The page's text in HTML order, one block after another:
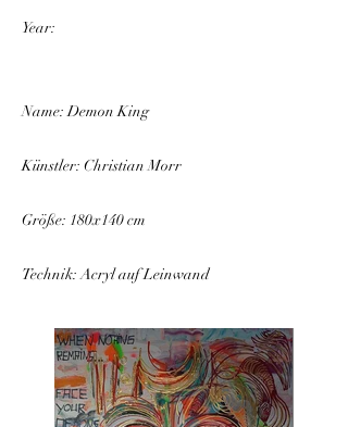
Year:
Name: Demon King
Künstler: Christian Morr
Größe: 180x140 cm
Technik: Acryl auf Leinwand